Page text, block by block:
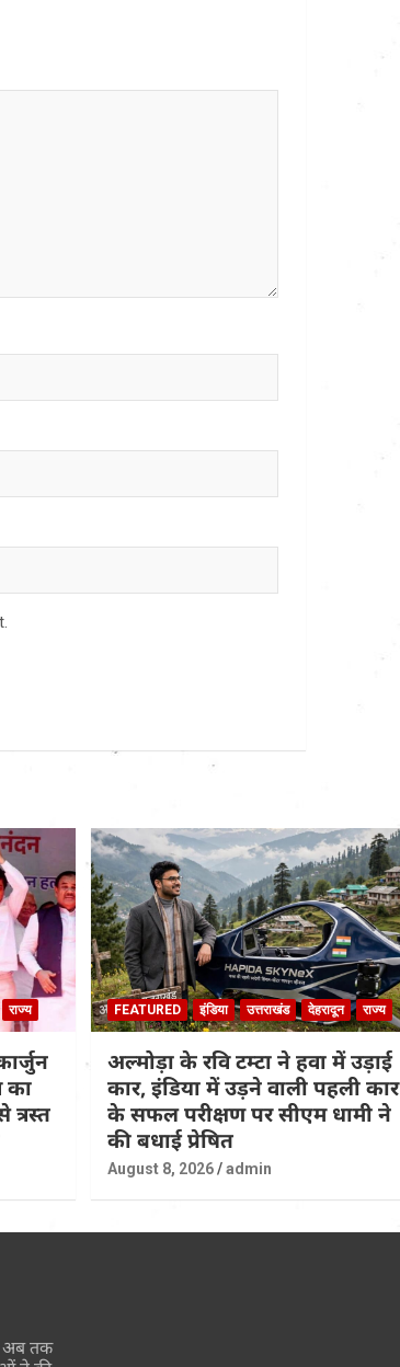
राज्य
का
FEATURED इंडिया उत्तराखंड देहरादून राज्य
अल्मोड़ा के रवि टम्टा ने हवा में उड़ाई
कार, इंडिया में उड़ने वाली पहली कार
के सफल परीक्षण पर सीएम धामी ने
की बधाई प्रेषित
August 8, 2026 admin
अब तक